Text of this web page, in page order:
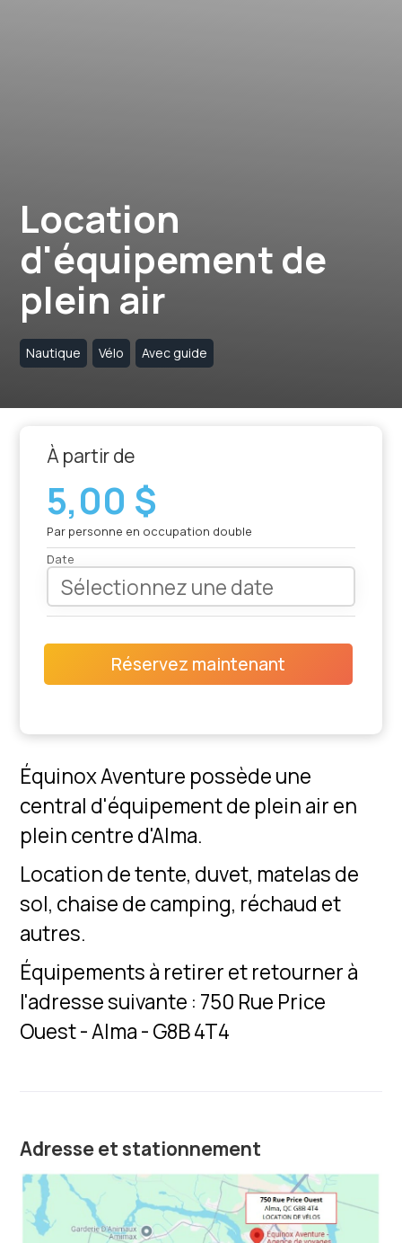
Location
d'équipement de
plein air
Nautique Vélo Avec guide
Équinox Aventure possède une
central d'équipement de plein air en
plein centre d'Alma.
Location de tente, duvet, matelas de
sol, chaise de camping, réchaud et
autres.
Équipements à retirer et retourner à
l'adresse suivante : 750 Rue Price
Ouest - Alma - G8B 4T4
Adresse et stationnement
À partir de
5,00 $
Par personne en occupation double
Date
Réservez maintenant